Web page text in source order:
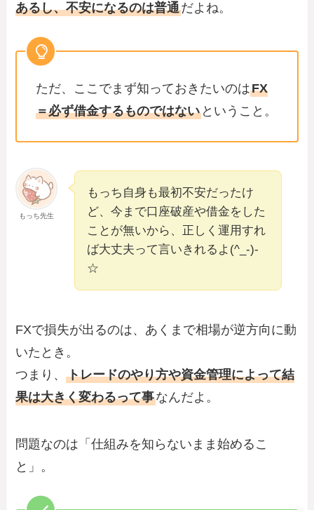
あるし、不安になるのは普通だよね。
ただ、ここでまず知っておきたいのはFX
＝必ず借金するものではない ということ。
もっち先生
もっち自身も最初不安だったけ
ど、今まで口座破産や借金をした
ことが無いから、正しく運用すれ
ば大丈夫って言いきれるよ(^_-)-
☆
FXで損失が出るのは、あくまで相場が逆方向に動
いたとき。
つまり、トレードのやり方や資金管理によって結
果は大きく変わるって事なんだよ。
問題なのは「仕組みを知らないまま始めるこ
と」。